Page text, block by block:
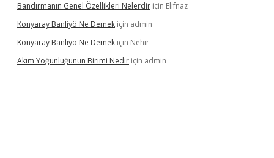
Bandırmanın Genel Özellikleri Nelerdir için Elifnaz
Konyaray Banliyö Ne Demek için admin
Konyaray Banliyö Ne Demek için Nehir
Akım Yoğunluğunun Birimi Nedir için admin